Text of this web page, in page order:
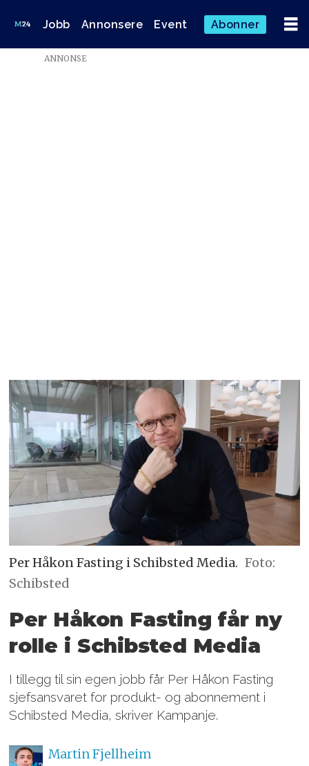
Jobb Annonsere Event Abonner
ANNONSE
Per Håkon Fasting i Schibsted Media. Foto:
Schibsted
Per Håkon Fasting får ny
rolle i Schibsted Media
I tillegg til sin egen jobb får Per Håkon Fasting
sjefsansvaret for produkt- og abonnement i
Schibsted Media, skriver Kampanje.
MartinFjellheim